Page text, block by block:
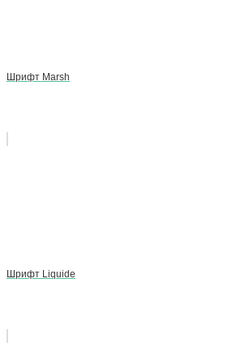
Шрифт Marsh
Шрифт Liquide